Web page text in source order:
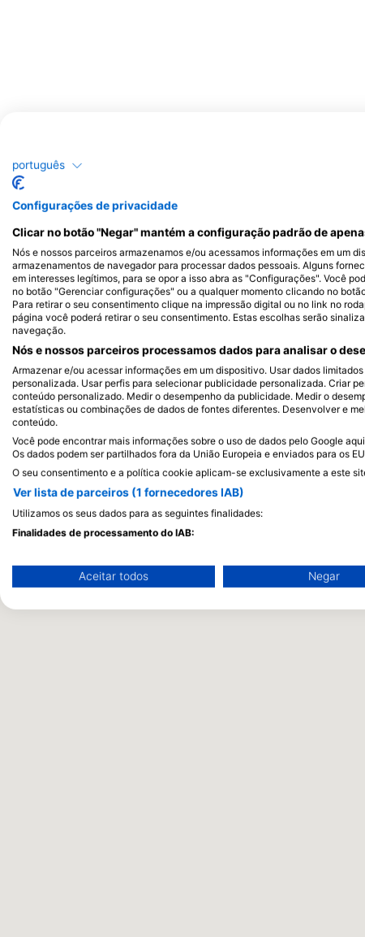
português
Configurações de privacidade
Clicar no botão "Negar" mantém a configuração padrão de
Nós e nossos parceiros armazenamos e/ou acessamos informações em um
armazenamentos de navegador para processar dados pessoais. Alguns
em interesses legítimos, para se opor a isso abra as "Configurações". Você
no botão "Gerenciar configurações" ou a qualquer momento clicando no
Para retirar o seu consentimento clique na impressão digital ou no link no
página você poderá retirar o seu consentimento. Estas escolhas serão
navegação.
Nós e nossos parceiros processamos dados para analisar o
Armazenar e/ou acessar informações em um dispositivo. Usar dados
personalizada. Usar perfis para selecionar publicidade personalizada. Criar
conteúdo personalizado. Medir o desempenho da publicidade. Medir o
estatísticas ou combinações de dados de fontes diferentes. Desenvolver e
conteúdo.
Você pode encontrar mais informações sobre o uso de dados pelo Google
Os dados podem ser partilhados fora da União Europeia e enviados para os
O seu consentimento e a política cookie aplicam-se exclusivamente a este
Ver lista de parceiros (1 fornecedores IAB)
Utilizamos os seus dados para as seguintes finalidades:
Finalidades de processamento do IAB:
Usar dados limitados para selecionar publicidade
Aceitar todos Negar